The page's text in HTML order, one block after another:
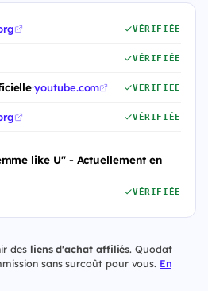
VÉRIFIÉE
VÉRIFIÉE
·youtube.com VÉRIFIÉE
VÉRIFIÉE
like U" - Actuellement en
VÉRIFIÉE
des liens d'achat affiliés. Quodat
sans surcoût pour vous. En